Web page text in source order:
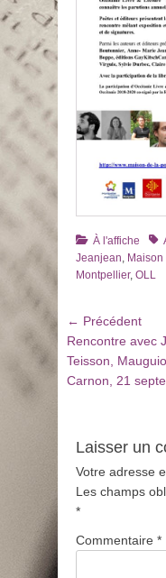
Catégories
À l'affiche
Jeanjean,
Montpellier, OLL
Navigation
de
l’article
← Précédent
:
Rencontre avec
Teisson, Mauguio
Carnon, 21
Laisser un
Votre adresse
Les champs
*
Commentaire *